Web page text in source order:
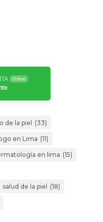
Online
de la piel (33)
en Lima (11)
en lima (15)
salud de la piel (18)